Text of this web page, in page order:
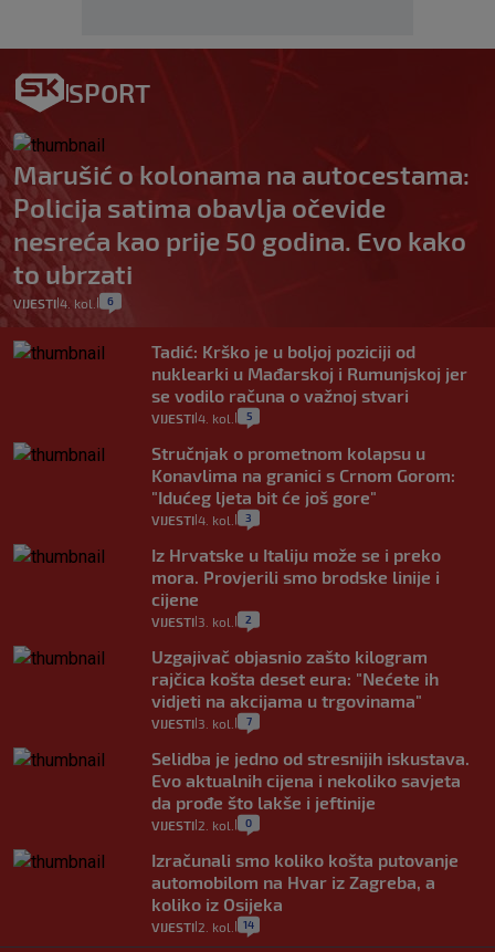
SPORT
Marušić o kolonama na autocestama:
Policija satima obavlja očevide
nesreća kao prije 50 godina. Evo kako
to ubrzati
VIJESTI 4. kol. 6
Tadić: Krško je u boljoj poziciji od
nuklearki u Mađarskoj i Rumunjskoj jer
se vodilo računa o važnoj stvari
VIJESTI 4. kol. 5
Stručnjak o prometnom kolapsu u
Konavlima na granici s Crnom Gorom:
"Idućeg ljeta bit će još gore"
VIJESTI 4. kol. 3
Iz Hrvatske u Italiju može se i preko
mora. Provjerili smo brodske linije i
cijene
VIJESTI 3. kol. 2
Uzgajivač objasnio zašto kilogram
rajčica košta deset eura: "Nećete ih
vidjeti na akcijama u trgovinama"
VIJESTI 3. kol. 7
Selidba je jedno od stresnijih iskustava.
Evo aktualnih cijena i nekoliko savjeta
da prođe što lakše i jeftinije
VIJESTI 2. kol. 0
Izračunali smo koliko košta putovanje
automobilom na Hvar iz Zagreba, a
koliko iz Osijeka
VIJESTI 2. kol. 14